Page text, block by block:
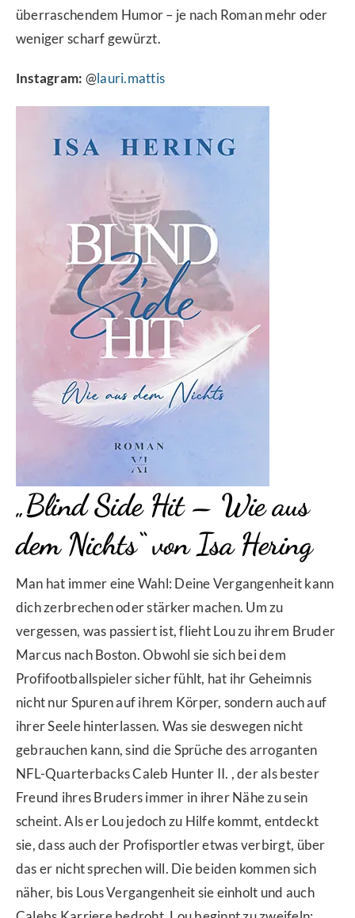
überraschendem Humor – je nach Roman mehr oder
weniger scharf gewürzt.
Instagram: @lauri.mattis
„Blind Side Hit – Wie aus
dem Nichts“ von Isa Hering
Man hat immer eine Wahl: Deine Vergangenheit kann
dich zerbrechen oder stärker machen. Um zu
vergessen, was passiert ist, flieht Lou zu ihrem Bruder
Marcus nach Boston. Obwohl sie sich bei dem
Profifootballspieler sicher fühlt, hat ihr Geheimnis
nicht nur Spuren auf ihrem Körper, sondern auch auf
ihrer Seele hinterlassen. Was sie deswegen nicht
gebrauchen kann, sind die Sprüche des arroganten
NFL-Quarterbacks Caleb Hunter II. , der als bester
Freund ihres Bruders immer in ihrer Nähe zu sein
scheint. Als er Lou jedoch zu Hilfe kommt, entdeckt
sie, dass auch der Profisportler etwas verbirgt, über
das er nicht sprechen will. Die beiden kommen sich
näher, bis Lous Vergangenheit sie einholt und auch